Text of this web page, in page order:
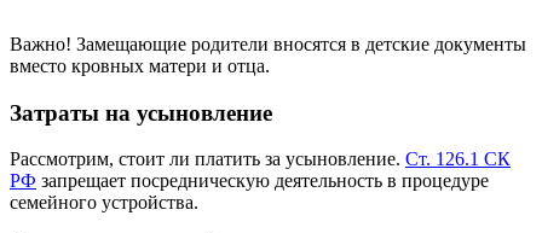
Важно! Замещающие родители вносятся в детские документы
вместо кровных матери и отца.
Затраты на усыновление
Рассмотрим, стоит ли платить за усыновление. Ст. 126.1 СК
РФ запрещает посредническую деятельность в процедуре
семейного устройства.